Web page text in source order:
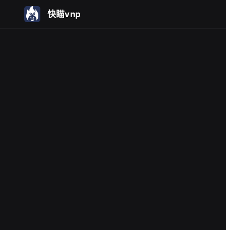
快瞄vnp